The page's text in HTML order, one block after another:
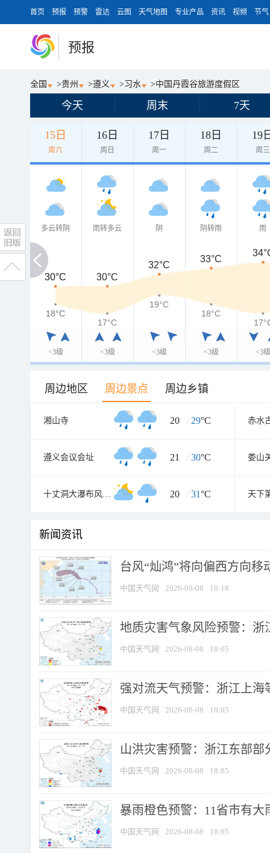
首页 预报 预警 雷达 云图 天气地图 专业产品 资讯 视频 节气
预报
全国 >贵州 >遵义 >习水 >中国丹霞谷旅游度假区
今天 周末 7天
15日
周六
16日
周日
17日
周一
18日
周二
19
周三
多云转阴
<3级
雨转多云
<3级
阴
<3级
阴转雨
<3级
雨
<3级
30°C
30°C 30°C
32°C
33°C
18°C
18°C
17°C
19°C
18°C
周边地区 周边景点 周边乡镇
湘山寺 20 / 29°C 赤水
遵义会议会址 21 / 30°C 娄山
十丈洞大瀑布风景区 20 / 31°C
新闻资讯
台风“灿鸿”将向偏西方向移
中国天气网 2026-08-08 18:18
地质灾害气象风险预警：
中国天气网 2026-08-08 18:05
强对流天气预警：浙江上海
中国天气网 2026-08-08 18:05
山洪灾害预警：浙江东部
中国天气网 2026-08-08 18:05
暴雨橙色预警：11省市有
中国天气网 2026-08-08 18:05